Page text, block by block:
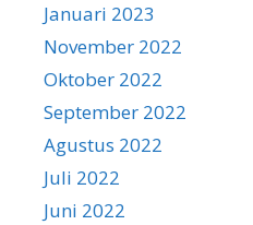
Januari 2023
November 2022
Oktober 2022
September 2022
Agustus 2022
Juli 2022
Juni 2022